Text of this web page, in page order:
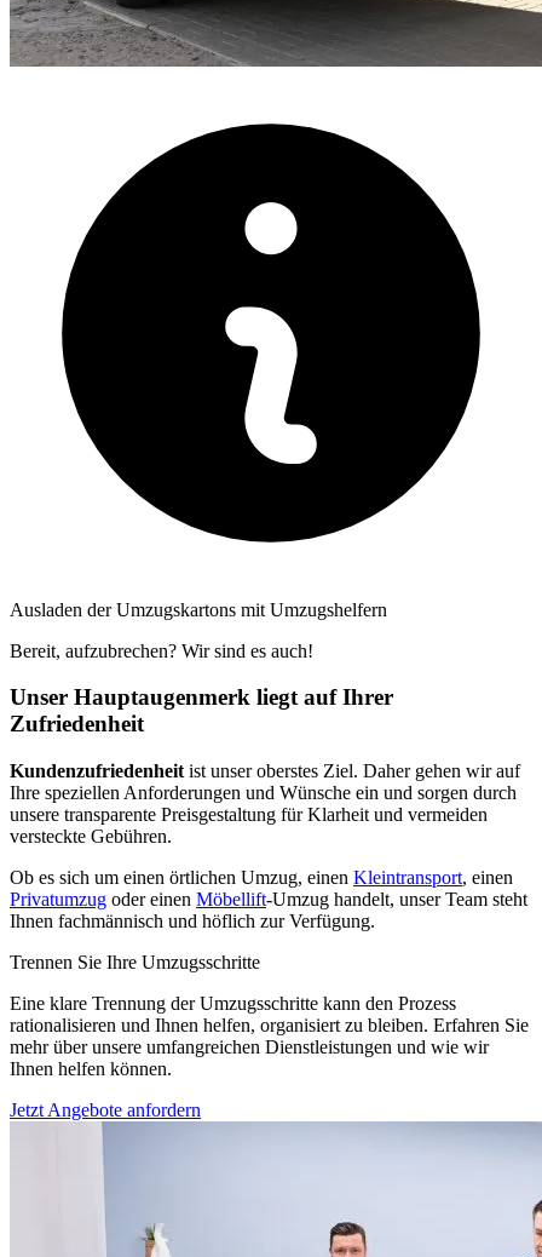
Ausladen der Umzugskartons mit Umzugshelfern
Bereit, aufzubrechen? Wir sind es auch!
Unser Hauptaugenmerk liegt auf Ihrer
Zufriedenheit
Kundenzufriedenheit ist unser oberstes Ziel. Daher gehen wir auf
Ihre speziellen Anforderungen und Wünsche ein und sorgen durch
unsere transparente Preisgestaltung für Klarheit und vermeiden
versteckte Gebühren.
Ob es sich um einen örtlichen Umzug, einen Kleintransport, einen
Privatumzug oder einen Möbellift-Umzug handelt, unser Team steht
Ihnen fachmännisch und höflich zur Verfügung.
Trennen Sie Ihre Umzugsschritte
Eine klare Trennung der Umzugsschritte kann den Prozess
rationalisieren und Ihnen helfen, organisiert zu bleiben. Erfahren Sie
mehr über unsere umfangreichen Dienstleistungen und wie wir
Ihnen helfen können.
Jetzt Angebote anfordern